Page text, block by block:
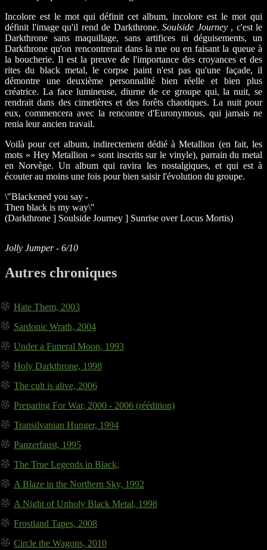
Incolore est le mot qui définit cet album, incolore est le mot qui
définit l'image qu'il rend de Darkthrone. Soulside Journey, c'est le
Darkthrone sans maquillage, sans artifices ni déguisements, un
Darkthrone qu'on rencontrerait dans la rue ou en faisant la queue à
la boucherie. Il est la preuve de l'importance des croyances et des
rites du black metal, le corpse paint n'est pas qu'une façade, il
démontre une deuxième personnalité bien réelle et bien plus
créatrice. La face lumineuse, diurne de ce groupe qui, la nuit, se
rendrait dans des cimetières et des forêts chaotiques. La nuit pour
eux, commencera avec la rencontre d'Euronymous, qui jamais ne
renia leur ancien travail.
Voilà pour cet album, indirectement dédié à Metallion (en fait, les
mots « Hey Metallion » sont inscrits sur le vinyle), parrain du metal
en Norvège. Un album qui ravira les nostalgiques, et qui est à
écouter au moins une fois pour bien saisir l'évolution du groupe.
\"Blackened you say -
Then black is my way\"
(Darkthrone ] Soulside Journey ] Sunrise over Locus Mortis)
Jolly Jumper - 6/10
Autres chroniques
Hate Them, 2003
Sardonic Wrath, 2004
Under a Funeral Moon, 1993
Holy Darkthrone, 1998
The cult is alive, 2006
Preparing For War, 2000 - 2006 (réédition)
Transilvanian Hunger, 1994
Panzerfaust, 1995
The True Legends in Black,
A Blaze in the Northern Sky, 1992
A Night of Unholy Black Metal, 1998
Frostland Tapes, 2008
Circle the Wagons, 2010